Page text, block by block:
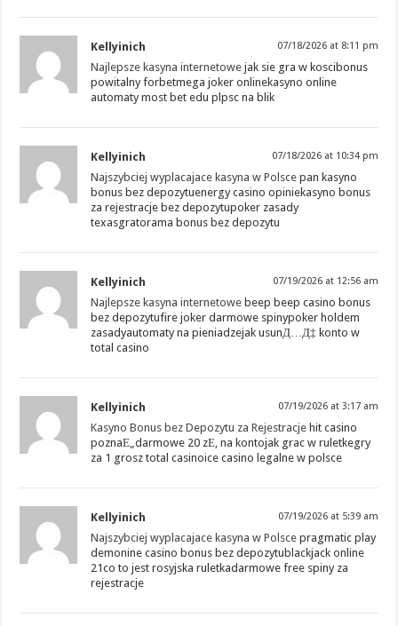
Kellyinich 07/18/2026 at 8:11 pm
Najlepsze kasyna internetowe jak sie gra w koscibonus
powitalny forbetmega joker onlinekasyno online
automaty most bet edu plpsc na blik
Kellyinich 07/18/2026 at 10:34 pm
Najszybciej wyplacajace kasyna w Polsce pan kasyno
bonus bez depozytuenergy casino opiniekasyno bonus
za rejestracje bez depozytupoker zasady
texasgratorama bonus bez depozytu
Kellyinich 07/19/2026 at 12:56 am
Najlepsze kasyna internetowe beep beep casino bonus
bez depozytufire joker darmowe spinypoker holdem
zasadyautomaty na pieniadzejak usunД…Д‡ konto w
total casino
Kellyinich 07/19/2026 at 3:17 am
Kasyno Bonus bez Depozytu za Rejestracje hit casino
poznaЕ„darmowe 20 zЕ‚ na kontojak grac w ruletkegry
za 1 grosz total casinoice casino legalne w polsce
Kellyinich 07/19/2026 at 5:39 am
Najszybciej wyplacajace kasyna w Polsce pragmatic play
demonine casino bonus bez depozytublackjack online
21co to jest rosyjska ruletkadarmowe free spiny za
rejestracje